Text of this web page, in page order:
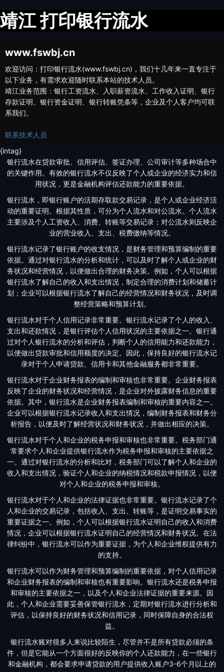
靖江 打印银行流水
www.fswbj.cn
欢迎访问：打印银行流水(www.fswbj.cn)，我们十几年来一直专注于
以下业务，有需求欢迎随时联系本站的技术人员。
靖江业务范围：银行工资流水、入职薪资流水、工作收入证明、银行
存款证明、银行资金证明、银行转账凭条等，企业及个人客户均可联
系我们。
联系技术人员
{intag}
银行流水在贷款审批、信用评估、签证办理、公司审计等多种场合中
的关键作用。有效的银行流水不仅反映了个人或企业的经济实力和信
用状况，更是金融机构评估还款能力的重要依据。
银行流水，即银行账户的活期存取款交易记录，是个人或企业经济活
动的重要证明。根据其性质，可分为个人流水和对公流水。个人流水
主要涉及个人工资收入、消费、转账等交易记录；对公流水则反映企
业的营业收入、支出、税费缴纳等情况。
银行流水记录了银行账户的收支情况，是财务管理和预算编制的重要
依据。通过对银行流水的分析和统计，可以及时了解个人或企业的财
务状况和经营情况，以便做出合理的财务决策。例如，个人可以根据
银行流水了解自己的收入和支出情况，制定合理的消费计划和储蓄计
划；企业可以根据银行流水了解自己的经营情况和财务状况，及时调
整经营策略和预算计划。
银行流水对于个人信用记录非常重要。银行流水记录了个人的收入、
支出和还款情况，是银行评估个人信用状况的主要依据之一。银行通
过对个人银行流水的分析和评估，判断个人的信用能力和还款能力，
以便做出贷款审批和信用额度的决定。因此，保持良好的银行流水记
录对于个人申请贷款、信用卡和其他金融服务都非常重要。
银行流水对于企业财务报表的编制和审核也非常重要。企业财务报表
反映了企业的财务状况和经营情况，是企业对外披露财务信息的重要
依据。其中，银行流水是企业财务报表编制和审核的重要内容之一。
企业可以根据银行流水记录收入和支出情况，编制财务报表和财务分
析报告，以便及时了解经营状况和财务状况，并做出相应的决策。
银行流水对于个人和企业的税务申报和审核也非常重要。税务部门通
常要求个人和企业提供银行流水作为税务申报和审核的主要依据之
一。通过对银行流水的分析和比对，税务部门可以了解个人和企业的
收入和支出情况，验证个人和企业的纳税情况和税款申报情况，以便
对个人和企业的税务申报和审核。
银行流水对于个人和企业的法律证据也非常重要。银行流水记录了个
人和企业的交易记录，包括收入、支出、转账等，是证明交易事实的
重要证据之一。例如，个人可以根据银行流水证明自己的收入和消费
情况，企业可以根据银行流水证明自己的经营情况和财务状况。在法
律纠纷中，银行流水可以作为重要证据，为个人和企业维权提供有力
的支持。
银行流水可以作为财务管理和预算编制的重要依据，对个人信用记录
和企业财务报表的编制和审核也有重要影响。银行流水还是税务申报
和审核的主要依据之一，以及个人和企业法律证据的重要来源。因
此，个人和企业需要妥善保管银行流水，定期对银行流水进行分析和
评估，以保持良好的财务状况和信用记录，同时保障自身的合法权
益。
银行流水账对很多人来说比较陌生，尽管并不是所有贷款必须的条
件，但是它能从一个方面很好的反映你的个人还款能力，在一些银行
和金融机构，都会要求申请贷款的用户提供收入账户3-6个月以上的